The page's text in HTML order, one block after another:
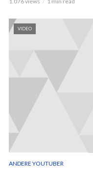
VIDEO
ANDERE YOUTUBER